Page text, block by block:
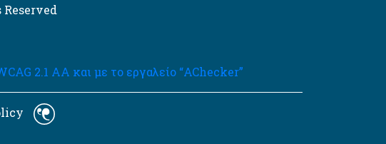
2.1 AA και με το εργαλείο “AChecker”